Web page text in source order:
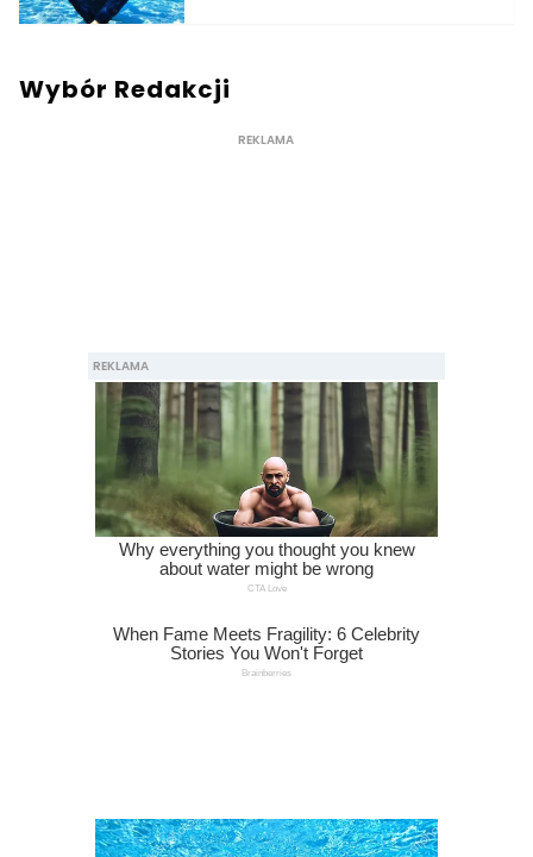
Wybór Redakcji